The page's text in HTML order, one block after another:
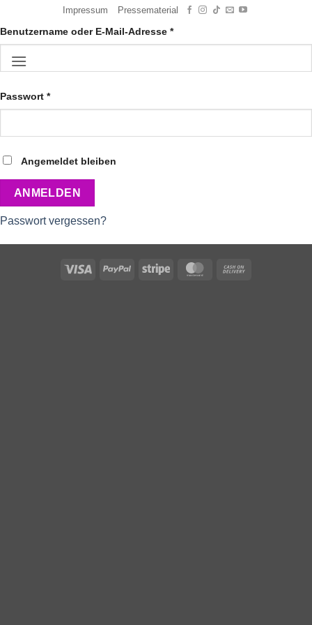
Inhalt
springen
Impressum Pressematerial
ANMELDEN
Benutzername oder E-Mail-Adresse *Erforderlich
Passwort *Erforderlich
Angemeldet bleiben
ANMELDEN
Passwort vergessen?
Visa PayPal Stripe MasterCard